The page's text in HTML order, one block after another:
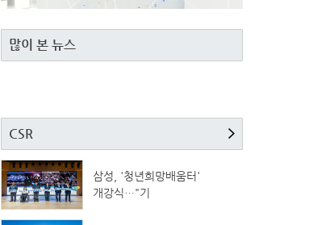
많이 본 뉴스
CSR
삼성, '청년희망배움터'
개강식…"기